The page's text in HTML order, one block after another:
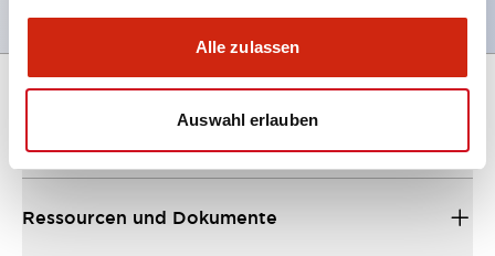
Alle zulassen
Auswahl erlauben
Ressourcen und Dokumente